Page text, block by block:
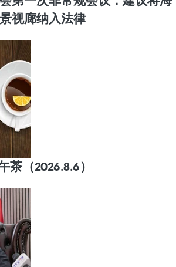
视廊纳入法律
茶（2026.8.6）